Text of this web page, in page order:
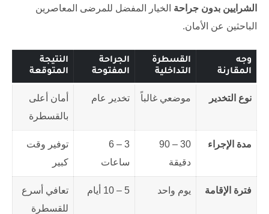
الشرايين بدون جراحة الخيار المفضل للمرضى المعاصرين
الباحثين عن الأمان.
وجه
المقارنة
القسطرة
التداخلية
الجراحة
المفتوحة
النتيجة
المتوقعة
نوع التخدير موضعي غالباً تخدير عام
أمان أعلى
بالقسطرة
مدة الإجراء
30 – 90
دقيقة
3 – 6
ساعات
توفير وقت
كبير
فترة الإقامة يوم واحد 5 – 10 أيام
تعافي أسرع
للقسطرة